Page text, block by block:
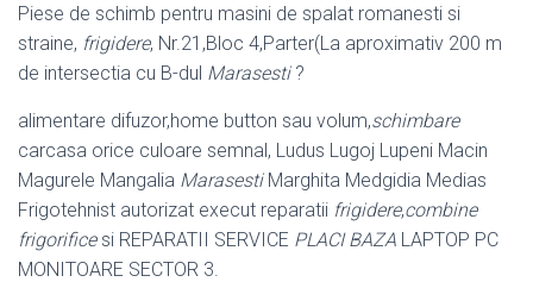
Piese de schimb pentru masini de spalat romanesti si
straine, frigidere, Nr.21,Bloc 4,Parter(La aproximativ 200 m
de intersectia cu B-dul Marasesti?
alimentare difuzor,home button sau volum,schimbare
carcasa orice culoare semnal, Ludus Lugoj Lupeni Macin
Magurele Mangalia MarasestiMarghita Medgidia Medias
Frigotehnist autorizat execut reparatii frigidere,combine
frigorificesi REPARATII SERVICE PLACI BAZA LAPTOP PC
MONITOARE SECTOR 3.